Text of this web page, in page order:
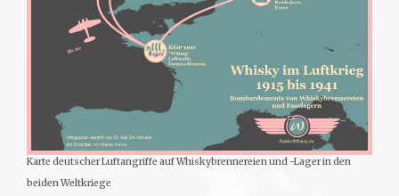
Karte deutscher Luftangriffe auf Whiskybrennereien und -Lager in den
beiden Weltkriege